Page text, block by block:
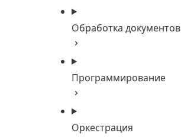
Обработка документов
Программирование
Оркестрация